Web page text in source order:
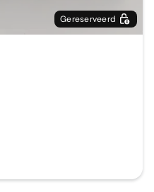
Gereserveerd